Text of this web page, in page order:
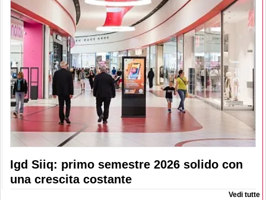
Igd Siiq: primo semestre 2026 solido con
una crescita costante
Vedi tutte